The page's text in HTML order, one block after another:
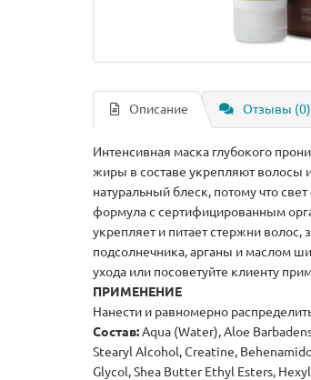
Описание Отзывы (0)
Интенсивная маска глубокого
жиры в составе укрепляют волосы
натуральный блеск, потому что
формула с сертифицированным
укрепляет и питает стержни волос,
подсолнечника, арганы и маслом
ухода или посоветуйте клиенту
ПРИМЕНЕНИЕ
Нанести и равномерно
Состав:Aqua (Water), Aloe
Stearyl Alcohol, Creatine,
Glycol, Shea Butter Ethyl Esters,